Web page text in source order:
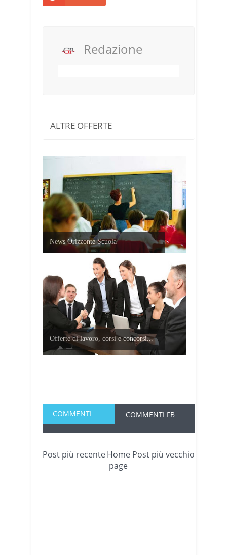
Redazione
ALTRE OFFERTE
News Orizzonte Scuola
Offerte di lavoro, corsi e concorsi...
COMMENTI COMMENTI FB
Post più recente Post più vecchio
Home
page